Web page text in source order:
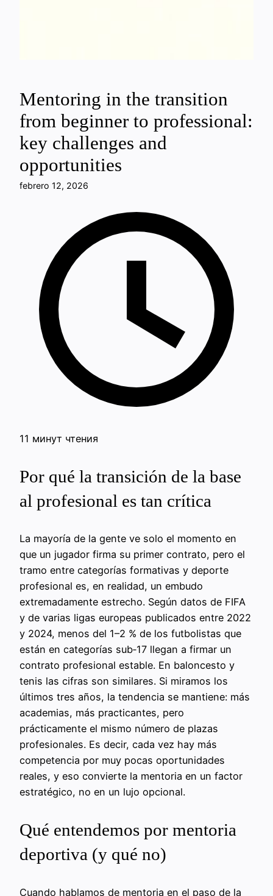
Mentoring in the transition
from beginner to professional:
key challenges and
opportunities
febrero 12, 2026
11 минут чтения
Por qué la transición de la base
al profesional es tan crítica
La mayoría de la gente ve solo el momento en
que un jugador firma su primer contrato, pero el
tramo entre categorías formativas y deporte
profesional es, en realidad, un embudo
extremadamente estrecho. Según datos de FIFA
y de varias ligas europeas publicados entre 2022
y 2024, menos del 1–2 % de los futbolistas que
están en categorías sub‑17 llegan a firmar un
contrato profesional estable. En baloncesto y
tenis las cifras son similares. Si miramos los
últimos tres años, la tendencia se mantiene: más
academias, más practicantes, pero
prácticamente el mismo número de plazas
profesionales. Es decir, cada vez hay más
competencia por muy pocas oportunidades
reales, y eso convierte la mentoria en un factor
estratégico, no en un lujo opcional.
Qué entendemos por mentoria
deportiva (y qué no)
Cuando hablamos de mentoria en el paso de la